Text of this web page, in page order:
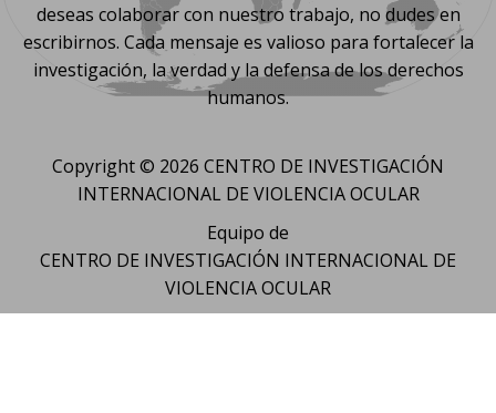
deseas colaborar con nuestro trabajo, no dudes en
escribirnos. Cada mensaje es valioso para fortalecer la
investigación, la verdad y la defensa de los derechos
humanos.
Copyright © 2026 CENTRO DE INVESTIGACIÓN
INTERNACIONAL DE VIOLENCIA OCULAR
Equipo de
CENTRO DE INVESTIGACIÓN INTERNACIONAL DE
VIOLENCIA OCULAR